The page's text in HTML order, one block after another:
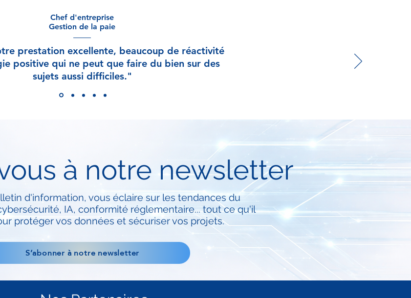
Chef d'entreprise
Gestion de la paie
prestation excellente, beaucoup de réactivité
positive qui ne peut que faire du bien sur des
sujets aussi difficiles."
à notre newsletter
d'information, vous éclaire sur les tendances du
IA, conformité réglementaire... tout ce qu'il
protéger vos données et sécuriser vos projets.
S’abonner à notre newsletter